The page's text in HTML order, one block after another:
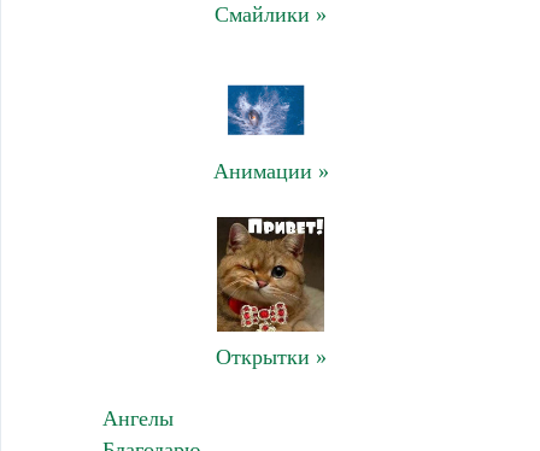
Смайлики »
Анимации »
Открытки »
Ангелы